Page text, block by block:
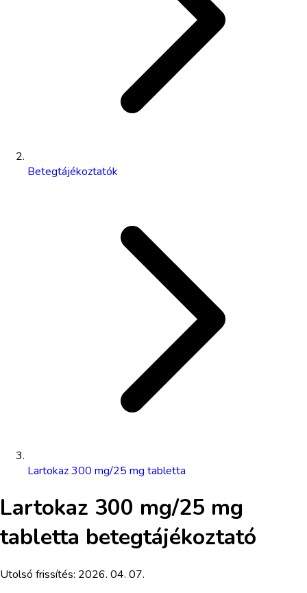
Betegtájékoztatók
Lartokaz 300 mg/25 mg tabletta
Lartokaz 300 mg/25 mg
tabletta betegtájékoztató
Utolsó frissítés: 2026. 04. 07.